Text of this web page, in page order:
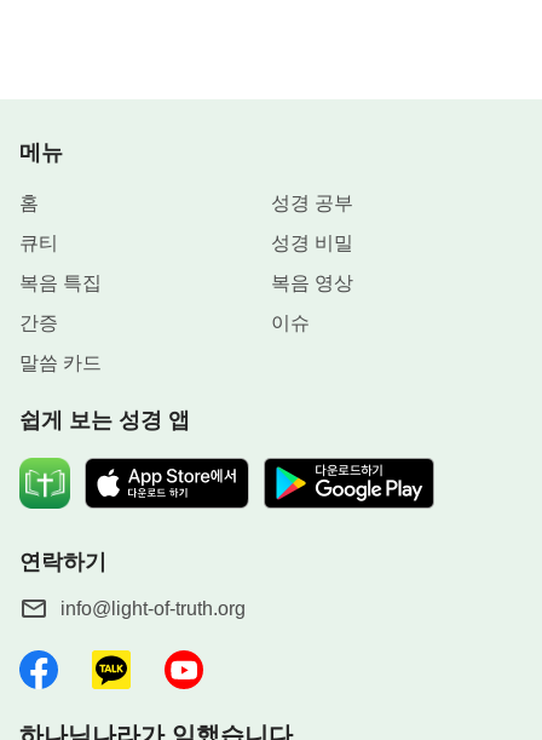
메뉴
홈
성경 공부
큐티
성경 비밀
복음 특집
복음 영상
간증
이슈
말씀 카드
쉽게 보는 성경 앱
연락하기
info@light-of-truth.org
하나님나라가 임했습니다